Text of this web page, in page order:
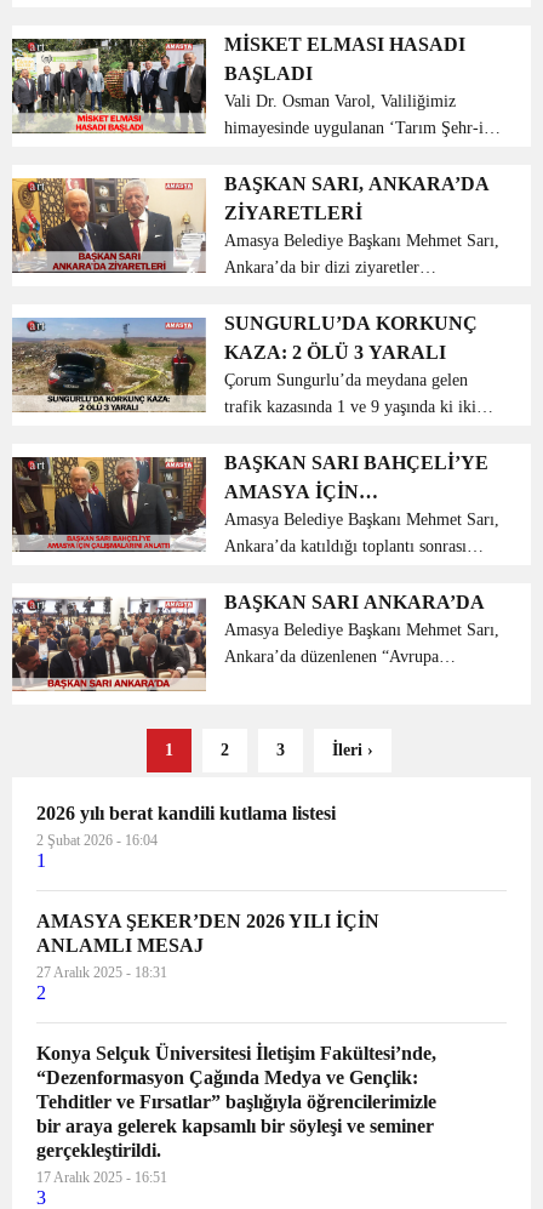
Minikler-Küçükler Milli takım seçme
müsabakalarında Amasya’lı
sporcularımız minikler...
MİSKET ELMASI HASADI
BAŞLADI
Vali Dr. Osman Varol, Valiliğimiz
himayesinde uygulanan ‘Tarım Şehr-i
çalışmalar sonucu coğrafi işaret tescili
alınan ‘Amasya Misket Elması’ hasat
günü programına ka...
BAŞKAN SARI, ANKARA’DA
ZİYARETLERİ
Amasya Belediye Başkanı Mehmet Sarı,
Ankara’da bir dizi ziyaretler
ziyaretler gerçekleştiren Amasya
Belediye Başkanı Mehmet Sarı, ilk
olarak Milliyetçi Hareket Parti...
SUNGURLU’DA KORKUNÇ
KAZA: 2 ÖLÜ 3 YARALI
Çorum Sungurlu’da meydana gelen
trafik kazasında 1 ve 9 yaşında ki iki
yaralandı. Edinilen bilgilere göre kaza
Sungurlu-Kırıkkale karayolunun 15.
kilometresi...
BAŞKAN SARI BAHÇELİ’YE
AMASYA İÇİN
ÇALIŞMALARINI ANLATTI
Amasya Belediye Başkanı Mehmet Sarı,
Ankara’da katıldığı toplantı sonrası
Bahçeli beyi makamında ziyaret etti.
Amasya Belediye Başkanı Mehmet Sarı,
Ankara’da gerçekl...
BAŞKAN SARI ANKARA’DA
Amasya Belediye Başkanı Mehmet Sarı,
Ankara’da düzenlenen “Avrupa
Başkanı Mehmet Sarı, Ankara’da
1 2 3 İleri ›
2026 yılı berat kandili kutlama listesi
2 Şubat 2026 - 16:04
1
AMASYA ŞEKER’DEN 2026 YILI İÇİN
ANLAMLI MESAJ
27 Aralık 2025 - 18:31
2
Konya Selçuk Üniversitesi İletişim Fakültesi’nde,
“Dezenformasyon Çağında Medya ve Gençlik:
Tehditler ve Fırsatlar” başlığıyla öğrencilerimizle
bir araya gelerek kapsamlı bir söyleşi ve seminer
gerçekleştirildi.
17 Aralık 2025 - 16:51
3